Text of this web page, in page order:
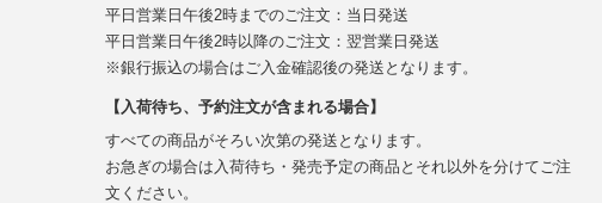
平日営業日午後2時までのご注文：当日発送
平日営業日午後2時以降のご注文：翌営業日発送
※銀行振込の場合はご入金確認後の発送となります。
【入荷待ち、予約注文が含まれる場合】
すべての商品がそろい次第の発送となります。
お急ぎの場合は入荷待ち・発売予定の商品とそれ以外を分けてご注
文ください。